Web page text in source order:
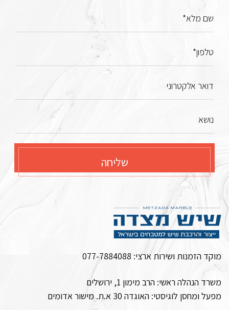
שם מלא*
טלפון*
דואר אלקטרוני
נושא
שליחה
מוקד הזמנות ושירות ארצי: 077-7884088
משרד הנהלה ראשי: הרב מימון 1, ירושלים
מפעל ומחסן לוגיסטי: האוגדה 30 א.ת. מישור אדומים